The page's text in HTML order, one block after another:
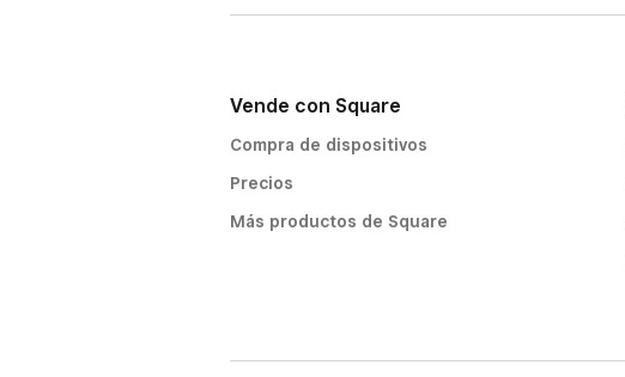
Vende con Square
Compra de dispositivos
Precios
Más productos de Square